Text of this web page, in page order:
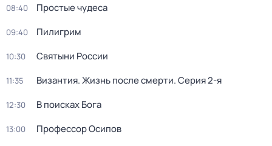
08:40 Простые чудеса
09:40 Пилигрим
10:30 Святыни России
11:35 Византия. Жизнь после смерти. Серия 2-я
12:30 В поисках Бога
13:00 Профессор Осипов